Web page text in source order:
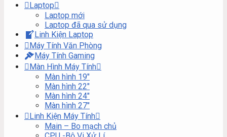
Laptop
Laptop mới
Laptop đã qua sử dụng
Linh Kiện Laptop
Máy Tính Văn Phòng
Máy Tính Gaming
Màn Hình Máy Tính
Màn hình 19″
Màn hình 22″
Màn hình 24″
Màn hình 27″
Linh Kiện Máy Tính
Main – Bo mạch chủ